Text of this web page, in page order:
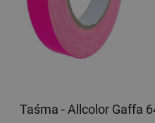
Taśma - Allcolor Gaffa